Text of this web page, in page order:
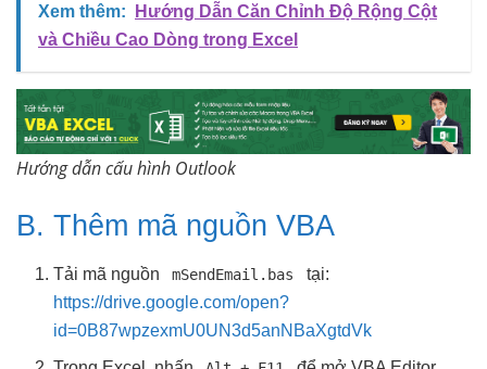
Xem thêm:
Hướng Dẫn Căn Chỉnh Độ Rộng Cột
và Chiều Cao Dòng trong Excel
Hướng dẫn cấu hình Outlook
B. Thêm mã nguồn VBA
Tải mã nguồn mSendEmail.bas
tại:
https://drive.google.com/open?
id=0B87wpzexmU0UN3d5anNBaXgtdVk